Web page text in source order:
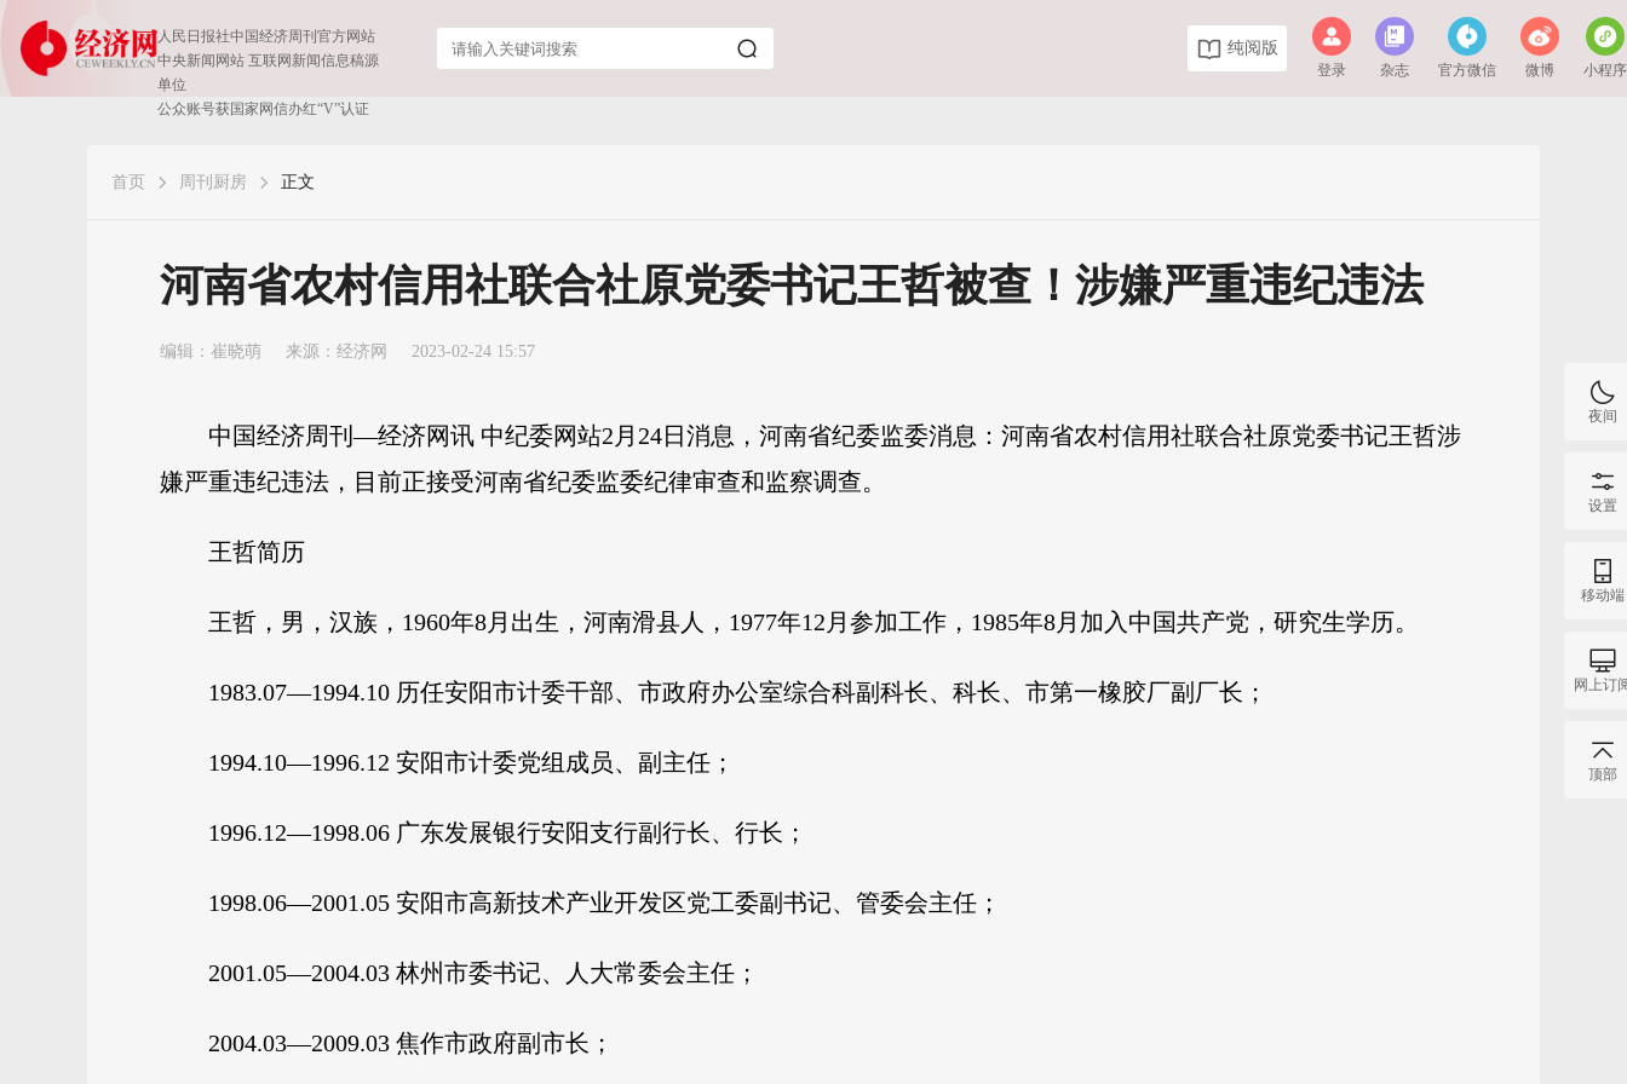
人民日报社中国经济周刊官方网站
中央新闻网站 互联网新闻信息稿源
单位
公众账号获国家网信办红“V”认证
纯阅版
登录 杂志 官方微信 微博 小程序
首页 周刊厨房 正文
河南省农村信用社联合社原党委书记王哲被查！涉嫌严重违纪违法
编辑：崔晓萌 来源： 经济网 2023-02-24 15:57
中国经济周刊—经济网讯 中纪委网站2月24日消息，河南省纪委监委消息：河南省农村信用社联合社原党委书记王哲涉
嫌严重违纪违法，目前正接受河南省纪委监委纪律审查和监察调查。
王哲简历
王哲，男，汉族，1960年8月出生，河南滑县人，1977年12月参加工作，1985年8月加入中国共产党，研究生学历。
1983.07—1994.10 历任安阳市计委干部、市政府办公室综合科副科长、科长、市第一橡胶厂副厂长；
1994.10—1996.12 安阳市计委党组成员、副主任；
1996.12—1998.06 广东发展银行安阳支行副行长、行长；
1998.06—2001.05 安阳市高新技术产业开发区党工委副书记、管委会主任；
2001.05—2004.03 林州市委书记、人大常委会主任；
2004.03—2009.03 焦作市政府副市长；
夜间
设置
移动端
网上订
顶部